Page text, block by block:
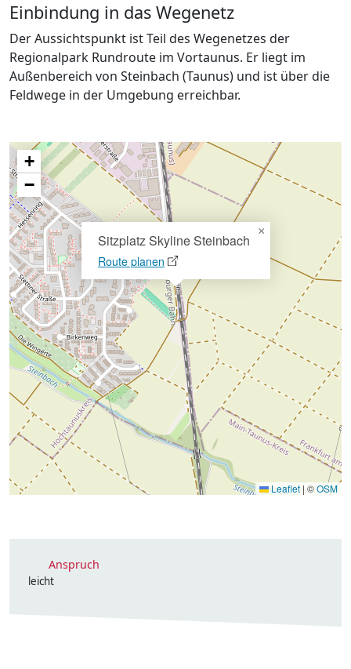
Einbindung in das Wegenetz
Der Aussichtspunkt ist Teil des Wegenetzes der
Regionalpark Rundroute im Vortaunus. Er liegt im
Außenbereich von Steinbach (Taunus) und ist über die
Feldwege in der Umgebung erreichbar.
Sitzplatz Skyline Steinbach
Route planen
×
+
−
Leaflet | ©OSM
Anspruch
leicht